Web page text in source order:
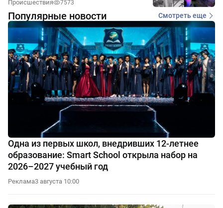
Происшествия 7573
Популярные новости Смотреть еще
Одна из первых школ, внедривших 12-летнее
образование: Smart School открыла набор на
2026–2027 учебный год
Реклама3 августа 10:00